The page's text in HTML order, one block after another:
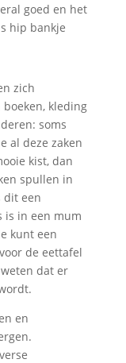
goed en het
hip bankje
zich
kleding
soms
al deze zaken
kist, dan
spullen in
dit een
is in een mum
kunt een
de eettafel
dat er
en